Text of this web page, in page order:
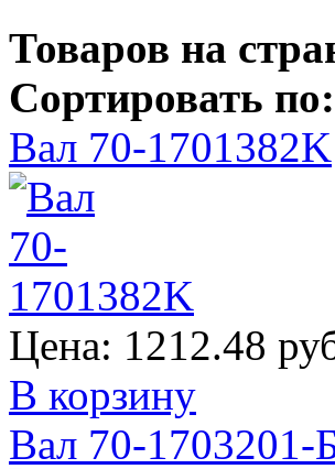
Товаров на
Сортировать по:
Вал 70-1701382K
Цена: 1212.48
В корзину
Вал 70-1703201-